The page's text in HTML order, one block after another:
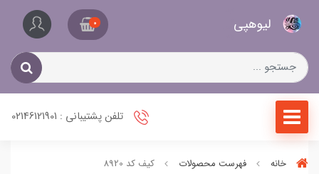
لیو‌هپی 0
تلفن پشتیبانی : 02146121901
خانه فهرست محصولات کیف کد 8920